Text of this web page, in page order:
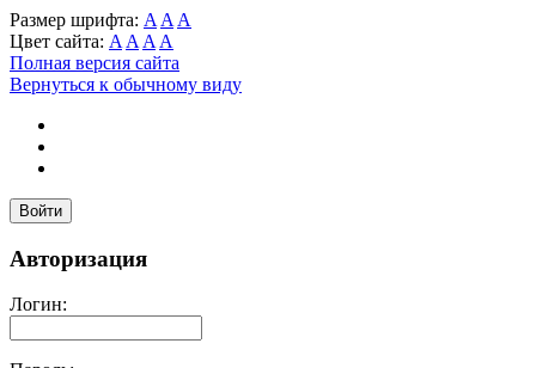
Размер шрифта: A A A
Цвет сайта: A A A A
Полная версия сайта
Вернуться к обычному виду
Войти
Авторизация
Логин: